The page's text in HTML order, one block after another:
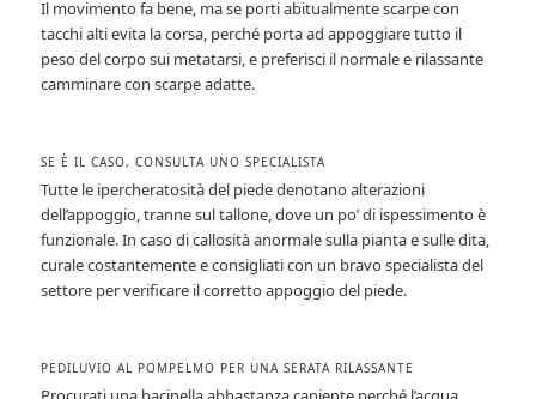
Il movimento fa bene, ma se porti abitualmente scarpe con
tacchi alti evita la corsa, perché porta ad appoggiare tutto il
peso del corpo sui metatarsi, e preferisci il normale e rilassante
camminare con scarpe adatte.
SE È IL CASO, CONSULTA UNO SPECIALISTA
Tutte le ipercheratosità del piede denotano alterazioni
dell’appoggio, tranne sul tallone, dove un po’ di ispessimento è
funzionale. In caso di callosità anormale sulla pianta e sulle dita,
curale costantemente e consigliati con un bravo specialista del
settore per verificare il corretto appoggio del piede.
PEDILUVIO AL POMPELMO PER UNA SERATA RILASSANTE